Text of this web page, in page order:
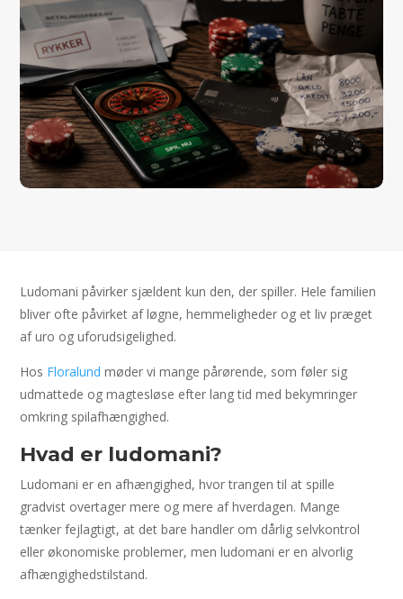
Ludomani påvirker sjældent kun den, der spiller. Hele familien
bliver ofte påvirket af løgne, hemmeligheder og et liv præget
af uro og uforudsigelighed.
Hos Floralund møder vi mange pårørende, som føler sig
udmattede og magtesløse efter lang tid med bekymringer
omkring spilafhængighed.
Hvad er ludomani?
Ludomani er en afhængighed, hvor trangen til at spille
gradvist overtager mere og mere af hverdagen. Mange
tænker fejlagtigt, at det bare handler om dårlig selvkontrol
eller økonomiske problemer, men ludomani er en alvorlig
afhængighedstilstand.